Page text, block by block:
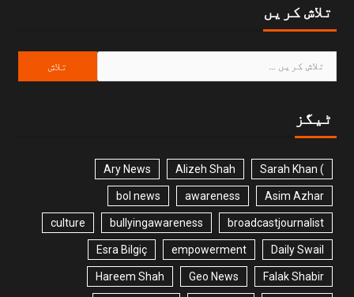
تلاش کریں
ٹیگز
) Sarah Khan
Alizeh Shah
Ary News
Asim Azhar
awareness
bol news
broadcastjournalist
bullyingawareness
culture
Daily Swail
empowerment
Esra Bilgiç
Falak Shabir
Geo News
Hareem Shah